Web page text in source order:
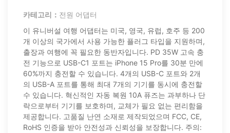
카테고리： 전원 어댑터
이 유니버설 여행 어댑터는 미국, 영국, 유럽, 호주 등 200
개 이상의 국가에서 사용 가능한 플러그 타입을 지원하며,
출장과 여행에 꼭 필요한 동반자입니다. PD 35W 고속 충
전 기능으로 USB-C1 포트는 iPhone 15 Pro를 30분 만에
60%까지 충전할 수 있습니다. 4개의 USB-C 포트와 2개
의 USB-A 포트를 통해 최대 7개의 기기를 동시에 충전할
수 있습니다. 혁신적인 자동 복원 10A 퓨즈는 과부하나 단
락으로부터 기기를 보호하며, 교체가 필요 없는 편리함을
제공합니다. 고품질 난연 소재로 제작되었으며 FCC, CE,
RoHS 인증을 받아 안전성과 신뢰성을 보장합니다. 주의: